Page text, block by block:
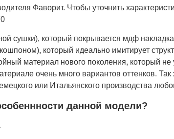
Фаворит. Чтобы уточнить
сушки), который покрывается мдф
который идеально имитирует
материал нового поколения, который не
очень много вариантов оттенков.
или Итальянского производства
данной модели?